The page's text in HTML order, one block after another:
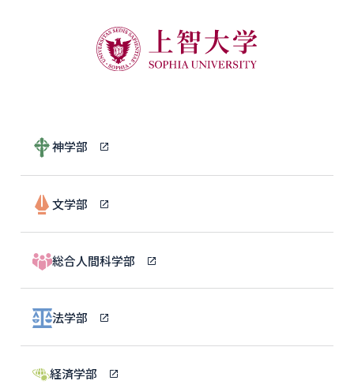
神学部
文学部
総合人間科学部
法学部
経済学部